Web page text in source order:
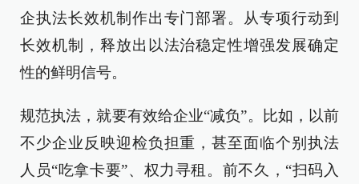
企执法长效机制作出专门部署。从专项行动到
长效机制，释放出以法治稳定性增强发展确定
性的鲜明信号。
规范执法，就要有效给企业“减负”。比如，以前
不少企业反映迎检负担重，甚至面临个别执法
人员“吃拿卡要”、权力寻租。前不久，“扫码入